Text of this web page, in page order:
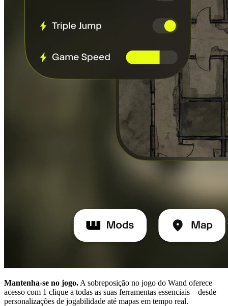
Mantenha-se no jogo. A sobreposição no jogo do Wand oferece
acesso com 1 clique a todas as suas ferramentas essenciais – desde
personalizações de jogabilidade até mapas em tempo real.